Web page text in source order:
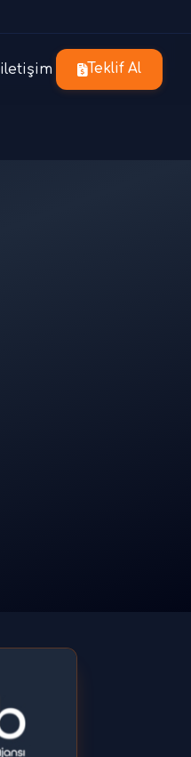
iletişim Teklif Al